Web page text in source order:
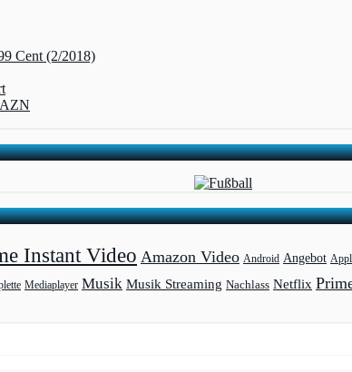
Cent (2/2018)
Instant Video Amazon Video Android Angebot
Mediaplayer Musik Musik Streaming Nachlass Netflix